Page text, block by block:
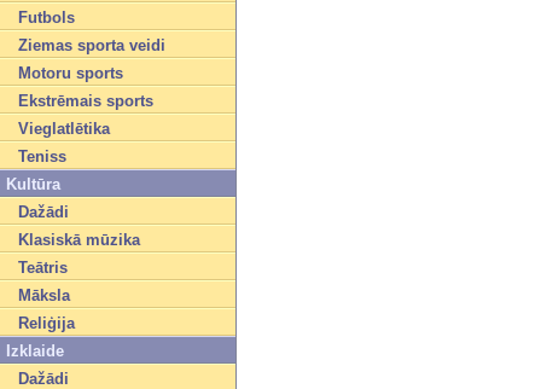
Futbols
Ziemas sporta veidi
Motoru sports
Ekstrēmais sports
Vieglatlētika
Teniss
Kultūra
Dažādi
Klasiskā mūzika
Teātris
Māksla
Reliģija
Izklaide
Dažādi